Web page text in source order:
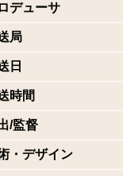
デューサ
局
日
時間
/監督
・デザイン